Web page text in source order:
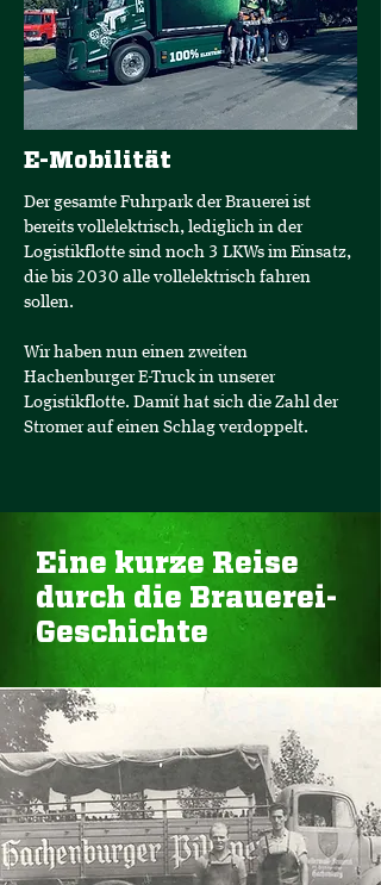
E-Mobilität
Der gesamte Fuhrpark der Brauerei ist
bereits vollelektrisch, lediglich in der
Logistikflotte sind noch 3 LKWs im Einsatz,
die bis 2030 alle vollelektrisch fahren
sollen.
Wir haben nun einen zweiten
Hachenburger E-Truck in unserer
Logistikflotte. Damit hat sich die Zahl der
Stromer auf einen Schlag verdoppelt.
Eine kurze Reise
durch die Brauerei-
Geschichte